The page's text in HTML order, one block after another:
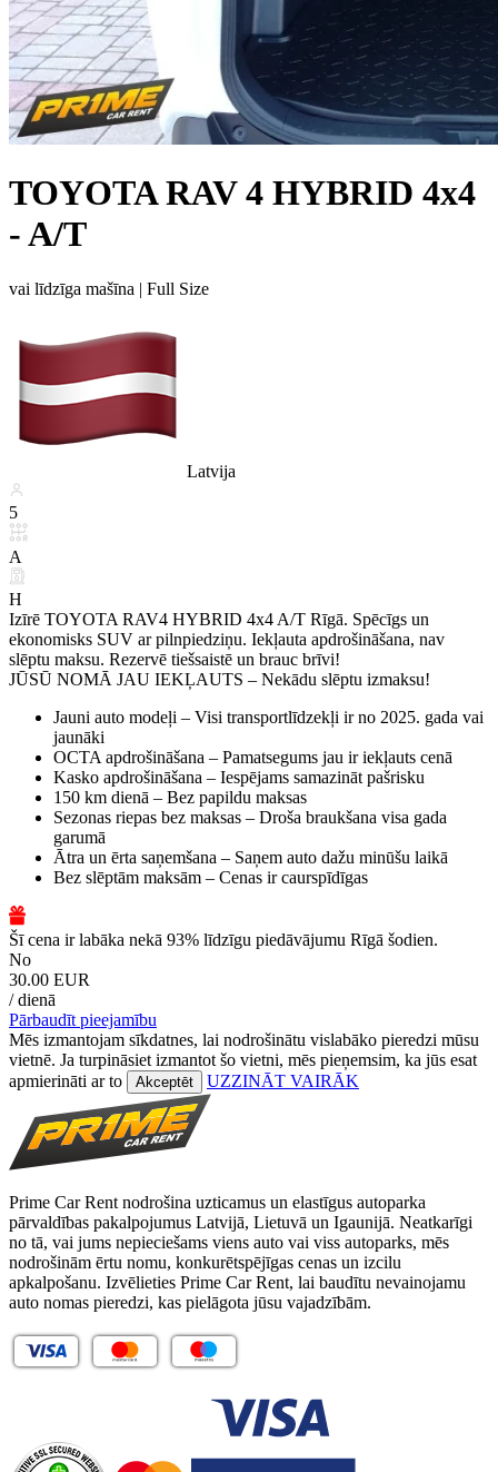
TOYOTA RAV 4 HYBRID 4x4
- A/T
vai līdzīga mašīna | Full Size
Latvija
5
A
H
Izīrē TOYOTA RAV4 HYBRID 4x4 A/T Rīgā. Spēcīgs un
ekonomisks SUV ar pilnpiedziņu. Iekļauta apdrošināšana, nav
slēptu maksu. Rezervē tiešsaistē un brauc brīvi!
JŪSŪ NOMĀ JAU IEKĻAUTS – Nekādu slēptu izmaksu!
Jauni auto modeļi – Visi transportlīdzekļi ir no 2025. gada vai
jaunāki
OCTA apdrošināšana – Pamatsegums jau ir iekļauts cenā
Kasko apdrošināšana – Iespējams samazināt pašrisku
150 km dienā – Bez papildu maksas
Sezonas riepas bez maksas – Droša braukšana visa gada
garumā
Ātra un ērta saņemšana – Saņem auto dažu minūšu laikā
Bez slēptām maksām – Cenas ir caurspīdīgas
Šī cena ir labāka nekā 93% līdzīgu piedāvājumu Rīgā šodien.
No
30.00 EUR
/ dienā
Pārbaudīt pieejamību
Mēs izmantojam sīkdatnes, lai nodrošinātu vislabāko pieredzi mūsu
vietnē. Ja turpināsiet izmantot šo vietni, mēs pieņemsim, ka jūs esat
apmierināti ar to
Akceptēt UZZINĀT VAIRĀK
Prime Car Rent nodrošina uzticamus un elastīgus autoparka
pārvaldības pakalpojumus Latvijā, Lietuvā un Igaunijā. Neatkarīgi
no tā, vai jums nepieciešams viens auto vai viss autoparks, mēs
nodrošinām ērtu nomu, konkurētspējīgas cenas un izcilu
apkalpošanu. Izvēlieties Prime Car Rent, lai baudītu nevainojamu
auto nomas pieredzi, kas pielāgota jūsu vajadzībām.